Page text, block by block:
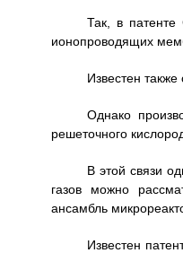
Так, в
ионопроводящих
Известен
Однако
решеточного
В этой связи
газов можно
ансамбль
Известен